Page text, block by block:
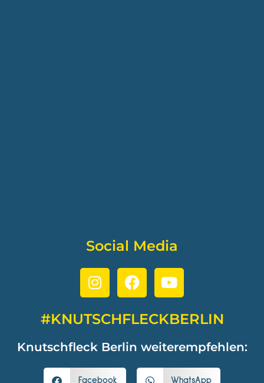
Social Media
#KNUTSCHFLECKBERLIN
Knutschfleck Berlin weiterempfehlen:
Facebook WhatsApp